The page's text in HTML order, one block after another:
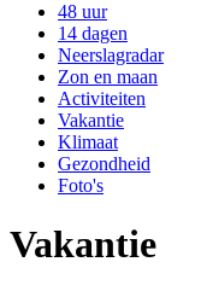
48 uur
14 dagen
Neerslagradar
Zon en maan
Activiteiten
Vakantie
Klimaat
Gezondheid
Foto's
Vakantie